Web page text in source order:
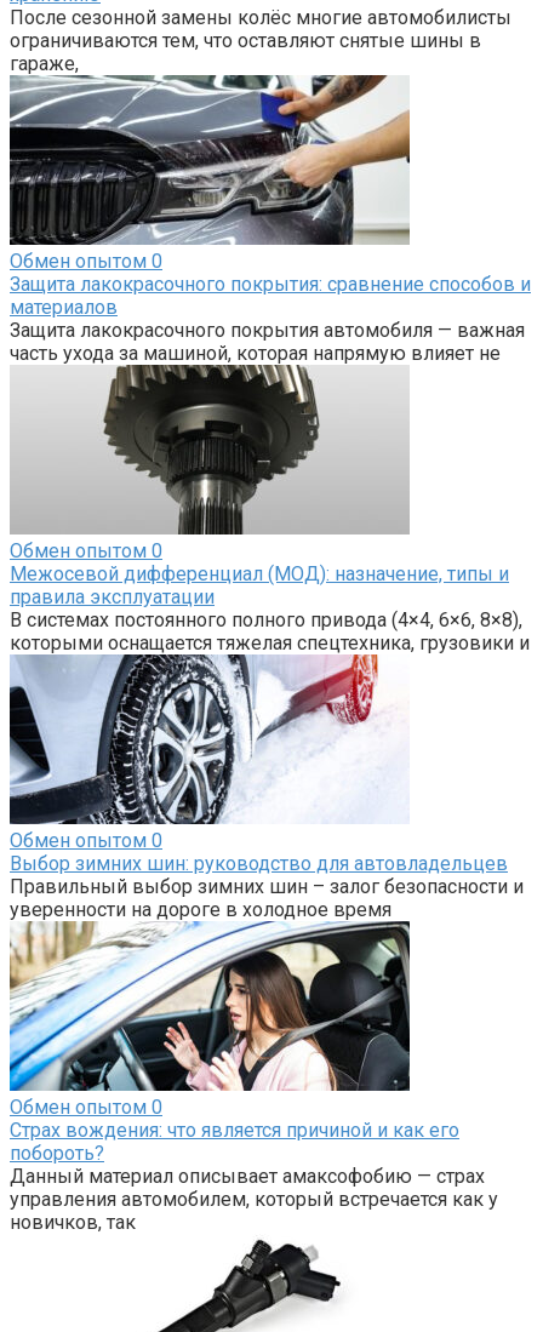
После сезонной замены колёс многие автомобилисты
ограничиваются тем, что оставляют снятые шины в
гараже,
Обмен опытом 0
Защита лакокрасочного покрытия: сравнение способов и
материалов
Защита лакокрасочного покрытия автомобиля — важная
часть ухода за машиной, которая напрямую влияет не
Обмен опытом 0
Межосевой дифференциал (МОД): назначение, типы и
правила эксплуатации
В системах постоянного полного привода (4×4, 6×6, 8×8),
которыми оснащается тяжелая спецтехника, грузовики и
Обмен опытом 0
Выбор зимних шин: руководство для автовладельцев
Правильный выбор зимних шин – залог безопасности и
уверенности на дороге в холодное время
Обмен опытом 0
Страх вождения: что является причиной и как его
побороть?
Данный материал описывает амаксофобию — страх
управления автомобилем, который встречается как у
новичков, так